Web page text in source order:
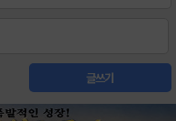
글쓰기